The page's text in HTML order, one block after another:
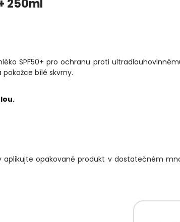
250ml
SPF50+ pro ochranu proti
bílé skvrny.
aplikujte opakovaně produkt v dostatečném